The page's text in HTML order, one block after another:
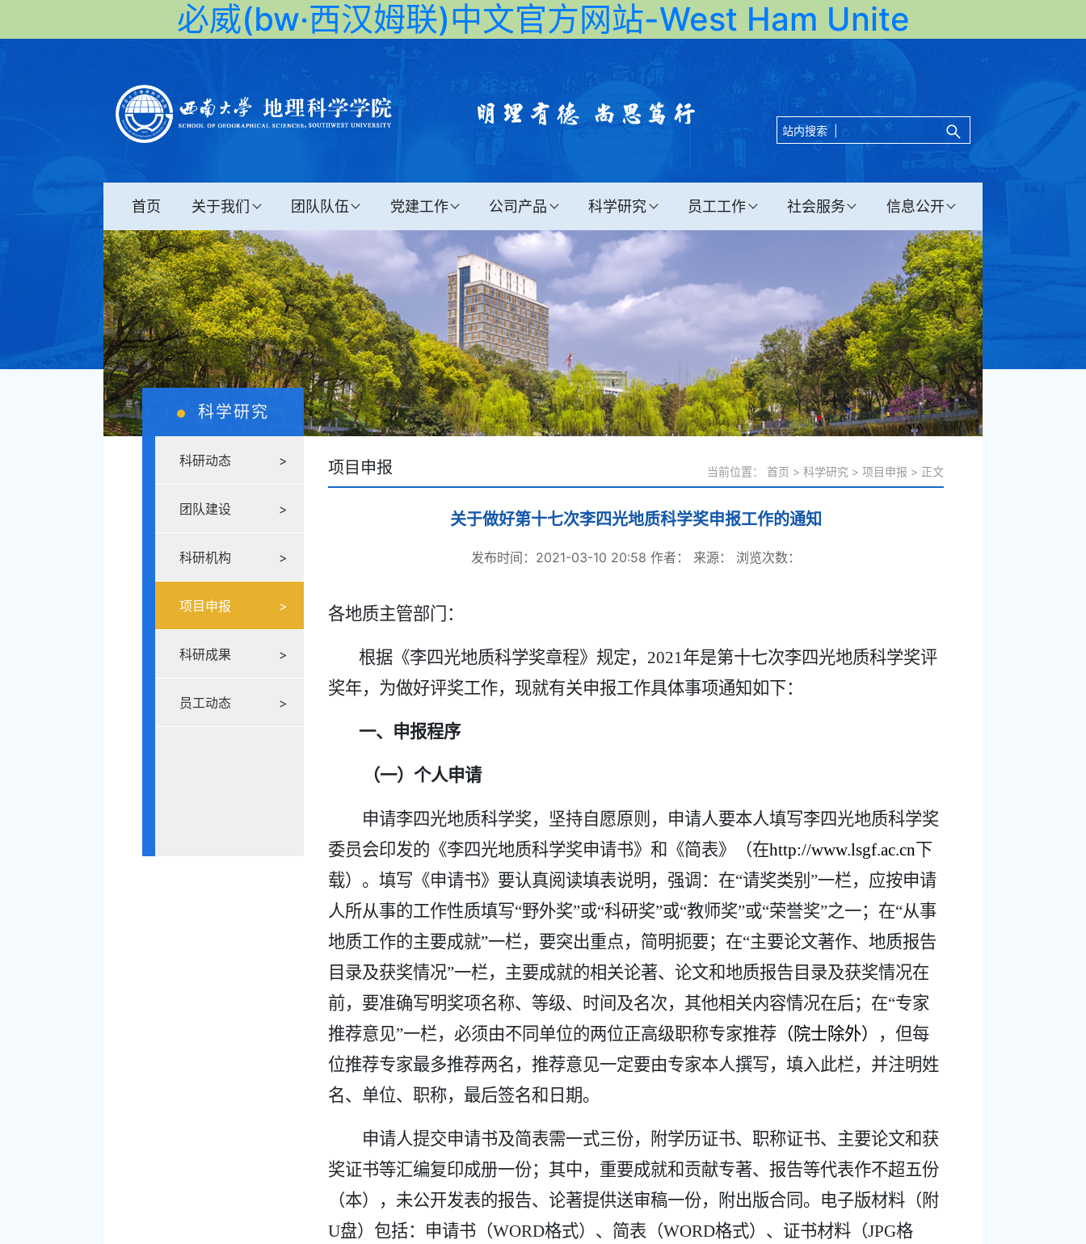
必威(bw·西汉姆联)中文官方网站-West Ham Unite
站内搜索 |
首页 关于我们 团队队伍 党建工作 公司产品 科学研究 员工工作 社会服务 信息公开
科学研究
科研动态 >
团队建设 >
科研机构 >
项目申报 >
科研成果 >
员工动态 >
项目申报 当前位置： 首页 > 科学研究 > 项目申报 > 正文
关于做好第十七次李四光地质科学奖申报工作的通知
发布时间：2021-03-10 20:58 作者： 来源： 浏览次数：
各地质主管部门：
根据《李四光地质科学奖章程》规定， 2021年是第十七次李四光地质科学奖评
奖年，为做好评奖工作，现就有关申报工作具体事项通知如下：
一、申报程序
（一）个人申请
申请李四光地质科学奖，坚持自愿原则，申请人要本人填写李四光地质科学奖
委员会印发的《李四光地质科学奖申请书》和《简表》（在http://www.lsgf.ac.cn下
载）。填写《申请书》要认真阅读填表说明，强调：在“请奖类别”一栏，应按申请
人所从事的工作性质填写“野外奖”或“科研奖”或“教师奖”或“荣誉奖”之一；在“从事
地质工作的主要成就”一栏，要突出重点，简明扼要；在“主要论文著作、地质报告
目录及获奖情况”一栏，主要成就的相关论著、论文和地质报告目录及获奖情况在
前，要准确写明奖项名称、等级、时间及名次，其他相关内容情况在后；在“专家
推荐意见”一栏，必须由不同单位的两位正高级职称专家推荐（院士除外）
，但每
位推荐专家最多推荐两名，推荐意见一定要由专家本人撰写，填入此栏，并注明姓
名、单位、职称，最后签名和日期。
申请人提交申请书及简表需一式三份，附学历证书、职称证书、主要论文和获
奖证书等汇编复印成册一份；其中，重要成就和贡献专著、报告等代表作不超五份
（本），未公开发表的报告、论著提供送审稿一份，附出版合同。电子版材料（附
U盘）包括：申请书（WORD格式）、简表（WORD格式）、证书材料（JPG格